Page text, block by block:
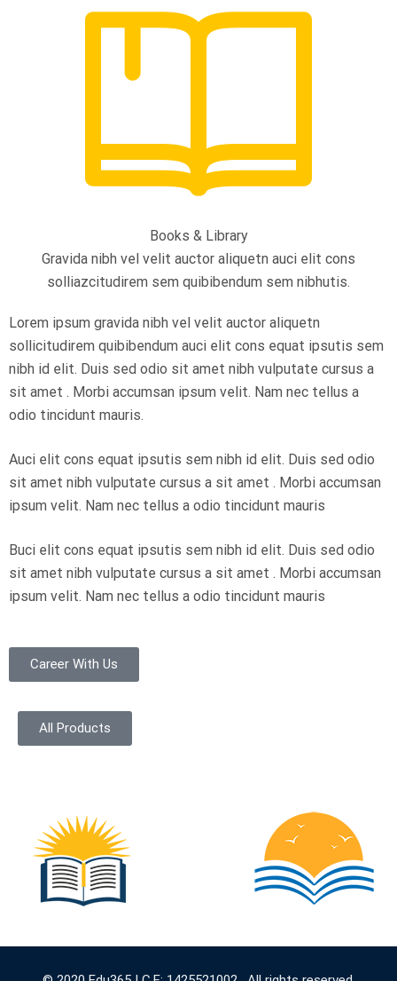
Books & Library
Gravida nibh vel velit auctor aliquetn auci elit cons
solliazcitudirem sem quibibendum sem nibhutis.
Lorem ipsum gravida nibh vel velit auctor aliquetn
sollicitudirem quibibendum auci elit cons equat ipsutis sem
nibh id elit. Duis sed odio sit amet nibh vulputate cursus a
sit amet . Morbi accumsan ipsum velit. Nam nec tellus a
odio tincidunt mauris.
Auci elit cons equat ipsutis sem nibh id elit. Duis sed odio
sit amet nibh vulputate cursus a sit amet . Morbi accumsan
ipsum velit. Nam nec tellus a odio tincidunt mauris
Buci elit cons equat ipsutis sem nibh id elit. Duis sed odio
sit amet nibh vulputate cursus a sit amet . Morbi accumsan
ipsum velit. Nam nec tellus a odio tincidunt mauris
Career With Us
All Products